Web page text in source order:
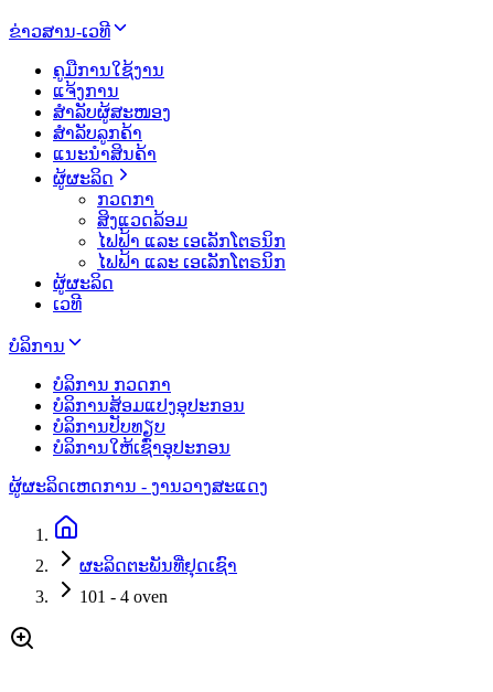
ຂ່າວສານ-ເວທີ
ຄູມືການໃຊ້ງານ
ແຈ້ງການ
ສຳລັບຜູ້ສະໜອງ
ສຳລັບລູກຄ້າ
ແນະນຳສິນຄ້າ
ຜູ້ຜະລິດ
ກວດກາ
ສິງແວດລ້ອມ
ໄຟຟ້າ ແລະ ເອເລັກໂຕຣນິກ
ໄຟຟ້າ ແລະ ເອເລັກໂຕຣນິກ
ຜູ້ຜະລິດ
ເວທີ
ບໍລິການ
ບໍລິການ ກວດກາ
ບໍລິການສ້ອມແປງອຸປະກອນ
ບໍລິການປັບທຽບ
ບໍລິການໃຫ້ເຊົ່າອຸປະກອນ
ຜູ້ຜະລິດເຫດການ - ງານວາງສະແດງ
ຜະລິດຕະພັນທີ່ຢຸດເຊົາ
101 - 4 oven